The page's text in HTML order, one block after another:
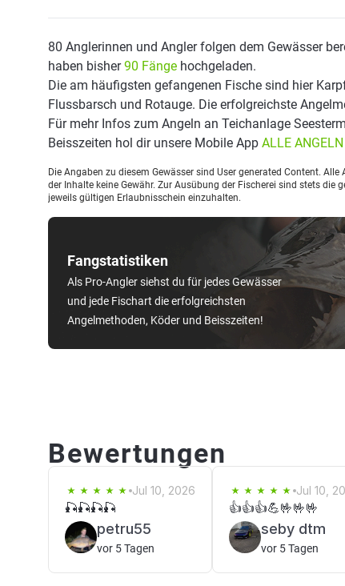
Fangstatistiken
Als Pro-Angler siehst du für jedes Gewässer
und jede Fischart die erfolgreichsten
Angelmethoden, Köder und Beisszeiten!
80 Anglerinnen und Angler folgen dem Gewässer
haben bisher90 Fänge hochgeladen.
Die am häufigsten gefangenen Fische sind hier
Flussbarsch und Rotauge. Die erfolgreichste
Für mehr Infos zum Angeln an Teichanlage
Beisszeiten hol dir unsere Mobile App ALLE ANGELN
Die Angaben zu diesem Gewässer sind User generated Content.
der Inhalte keine Gewähr. Zur Ausübung der Fischerei sind stets
jeweils gültigen Erlaubnisschein einzuhalten.
Bewertungen
Jul 10, 2026
🎣🎣🎣🎣
petru55
vor 5 Tagen
Jul 10,
👍👍👍💪🤟🤟🤟
seby dtm
vor 5 Tagen